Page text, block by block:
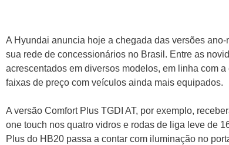
A Hyundai anuncia hoje a chegada das versões
sua rede de concessionários no Brasil. Entre as
acrescentados em diversos modelos, em linha com
faixas de preço com veículos ainda mais equipados.
A versão Comfort Plus TGDI AT, por exemplo,
one touch nos quatro vidros e rodas de liga leve de
Plus do HB20 passa a contar com iluminação no